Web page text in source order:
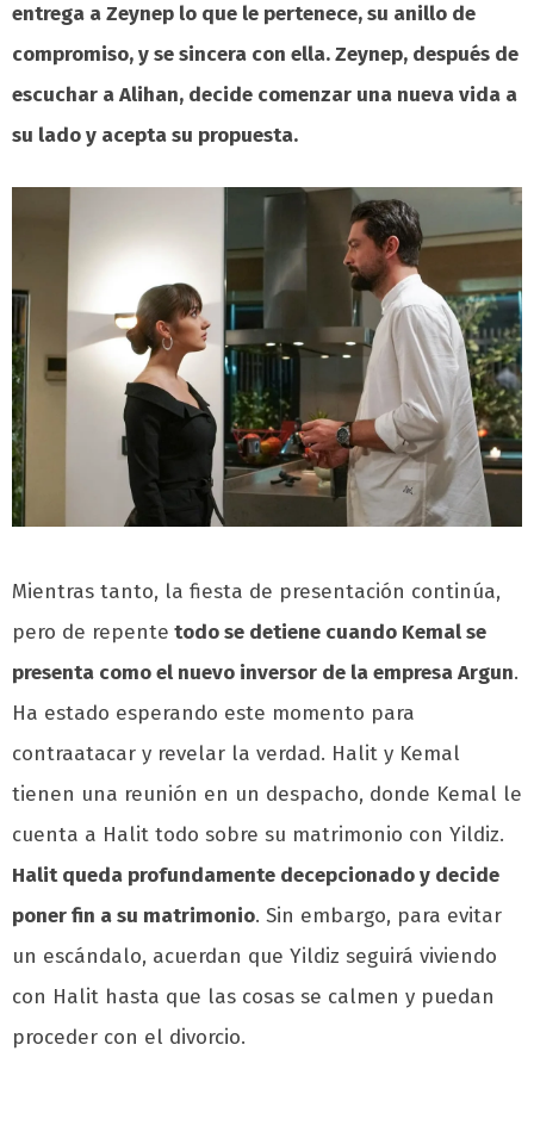
entrega a Zeynep lo que le pertenece, su anillo de
compromiso, y se sincera con ella. Zeynep, después de
escuchar a Alihan, decide comenzar una nueva vida a
su lado y acepta su propuesta.
Mientras tanto, la fiesta de presentación continúa,
pero de repente todo se detiene cuando Kemal se
presenta como el nuevo inversor de la empresa Argun.
Ha estado esperando este momento para
contraatacar y revelar la verdad. Halit y Kemal
tienen una reunión en un despacho, donde Kemal le
cuenta a Halit todo sobre su matrimonio con Yildiz.
Halit queda profundamente decepcionado y decide
poner fin a su matrimonio. Sin embargo, para evitar
un escándalo, acuerdan que Yildiz seguirá viviendo
con Halit hasta que las cosas se calmen y puedan
proceder con el divorcio.